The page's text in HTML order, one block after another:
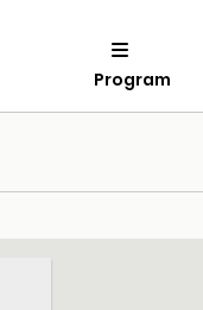
Program